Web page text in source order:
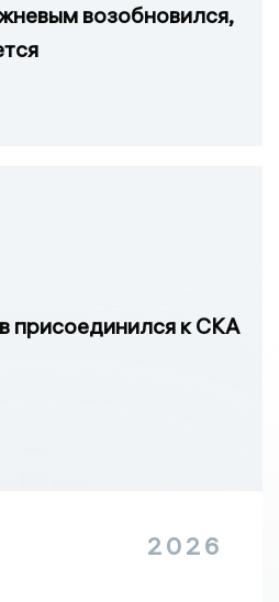
возобновился,
присоединился к СКА
2026